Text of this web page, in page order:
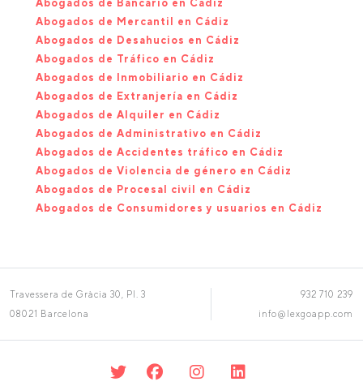
Abogados de Bancario en Cádiz
Abogados de Mercantil en Cádiz
Abogados de Desahucios en Cádiz
Abogados de Tráfico en Cádiz
Abogados de Inmobiliario en Cádiz
Abogados de Extranjería en Cádiz
Abogados de Alquiler en Cádiz
Abogados de Administrativo en Cádiz
Abogados de Accidentes tráfico en Cádiz
Abogados de Violencia de género en Cádiz
Abogados de Procesal civil en Cádiz
Abogados de Consumidores y usuarios en Cádiz
Travessera de Gràcia 30, Pl. 3
08021 Barcelona
932 710 239
info@lexgoapp.com